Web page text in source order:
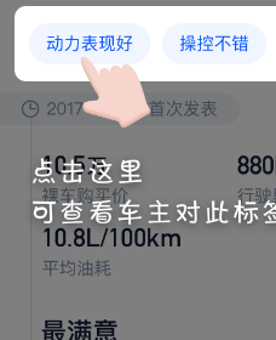
观气， 间充足，后备箱
 东西，智能驾驶华为 
心。